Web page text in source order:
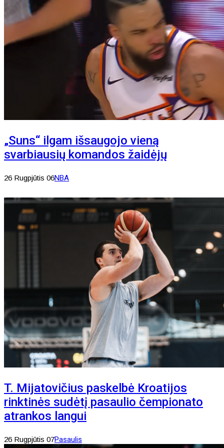
„Suns“ ilgam išsaugojo vieną
svarbiausių komandos žaidėjų
26 Rugpjūtis 06NBA
T. Mijatovičius paskelbė Kroatijos
rinktinės sudėtį pasaulio čempionato
atrankos langui
26 Rugpjūtis 07Pasaulis